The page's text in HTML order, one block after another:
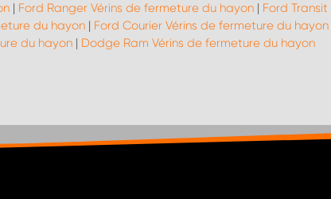
| Ford Ranger Vérins de fermeture du hayon | Ford
du hayon | Ford Courier Vérins de fermeture du hayon
du hayon | Dodge Ram Vérins de fermeture du hayon